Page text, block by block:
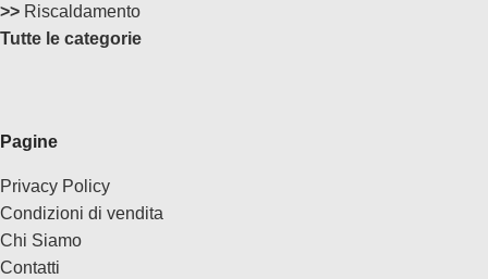
>> Riscaldamento
Tutte le categorie
Pagine
Privacy Policy
Condizioni di vendita
Chi Siamo
Contatti